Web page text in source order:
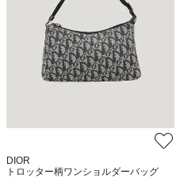
DIOR
トロッター柄ワンショルダーバッグ